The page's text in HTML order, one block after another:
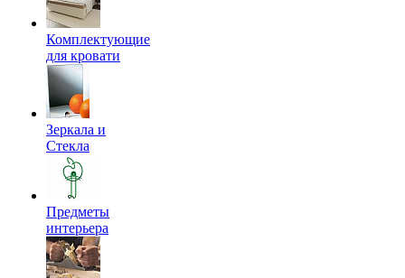
Комплектующие
для кровати
Зеркала и
Стекла
Предметы
интерьера